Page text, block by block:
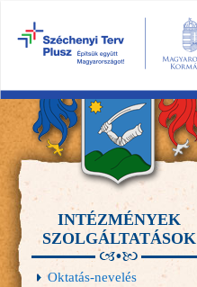
INTÉZMÉNYEK
SZOLGÁLTATÁSOK
Oktatás-nevelés